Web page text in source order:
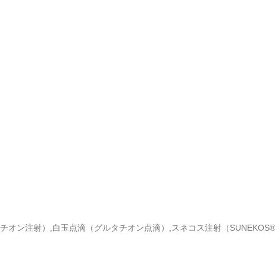
オン注射）,白玉点滴（グルタチオン点滴）,スネコス注射（